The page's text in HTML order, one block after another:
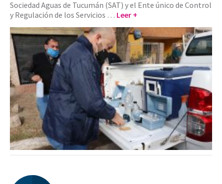
Sociedad Aguas de Tucumán (SAT) y el Ente único de Control
y Regulación de los Servicios … Leer +